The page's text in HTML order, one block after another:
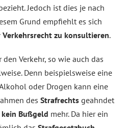
Jedoch ist dies je nach
Grund empfiehlt es sich
zu konsultieren.
Verkehr, so wie auch das
Denn beispielsweise eine
oder Drogen kann eine
des Strafrechts geahndet
kein Bußgeld mehr. Da hier ein